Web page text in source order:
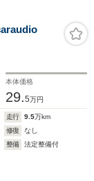
本体価格
29.5万円
走行 9.5万km
修復
なし
整備
法定整備付